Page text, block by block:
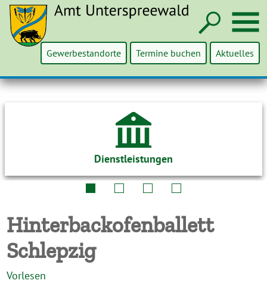
Gewerbestandorte Termine buchen Aktuelles
Dienstleistungen
Hinterbackofenballett
Schlepzig
Vorlesen